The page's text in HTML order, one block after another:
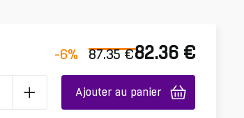
-6% 87.35 €82.36 €
Ajouter au panier